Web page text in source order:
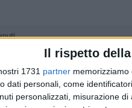
Il rispetto
1731 partner
dati personali, come
personalizzati, misurazione